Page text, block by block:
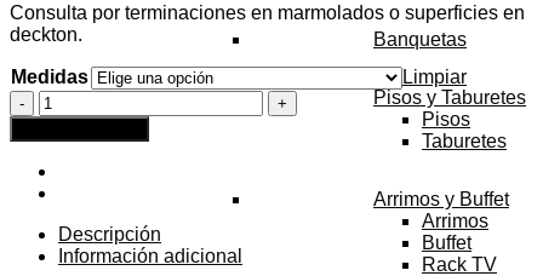
Banquetas
Pisos y Taburetes
Pisos
Taburetes
Arrimos y Buffet
Arrimos
Buffet
Rack TV
Consulta por terminaciones en marmolados o superficies en
deckton.
Medidas
Limpiar
Mueble
a
Muro
Proyecto
Lobos
cantidad
Descripción
Información adicional